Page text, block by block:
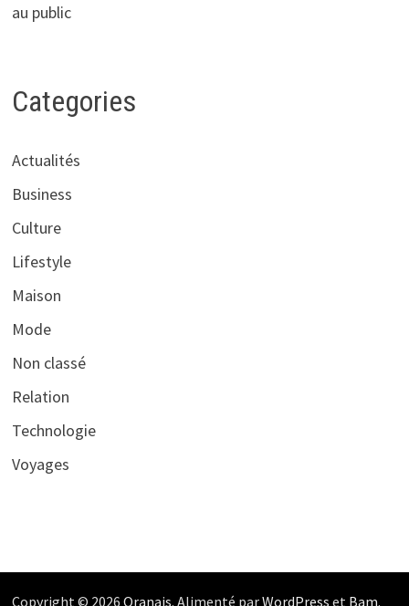
au public
Categories
Actualités
Business
Culture
Lifestyle
Maison
Mode
Non classé
Relation
Technologie
Voyages
Copyright © 2026 Oranais. Alimenté parWordPress et Bam.